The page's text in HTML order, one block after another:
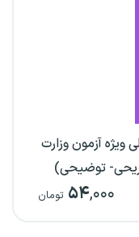
ویژه آزمون وزارت
توضیحی)
۵۴,۰۰۰ تومان